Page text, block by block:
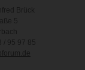
Brück
5
/ 95 97 85